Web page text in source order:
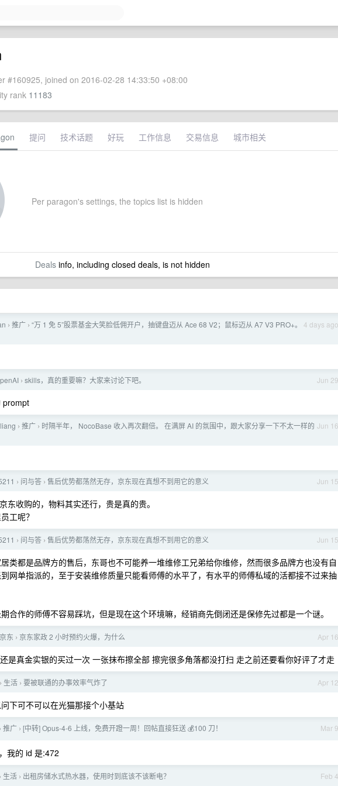
#160925, joined on 2016-02-28 14:33:50 +08:00
rank 11183
提问 技术话题 好玩 工作信息 交易信息 城市相关
Per paragon's settings, the topics list is hidden
Dealsinfo, including closed deals, is not hidden
4 days ago
› 推广 › “万 1 免 5”股票基金大笑脸低佣开户，抽键盘迈从 Ace 68 V2；鼠标迈从 A7 V3 PRO+。
Jun 29
› skills，真的重要嘛？大家来讨论下吧。
prompt
Jun 16
› 推广 › 时隔半年， NocoBase 收入再次翻倍。 在满屏 AI 的氛围中，跟大家分享一下不太一样的
Jun 15
› 问与答 › 售后优势都荡然无存，京东现在真想不到用它的意义
东收购的，物料其实还行，贵是真的贵。
工呢？
Jun 15
› 问与答 › 售后优势都荡然无存，京东现在真想不到用它的意义
类都是品牌方的售后，东哥也不可能养一堆维修工兄弟给你维修，然而很多品牌方也没有自
网单指派的，至于安装维修质量只能看师傅的水平了，有水平的师傅私域的活都接不过来抽
合作的师傅不容易踩坑，但是现在这个环境嘛，经销商先倒闭还是保修先过都是一个谜。
Apr 16
京东 › 京东家政 2 小时预约火爆，为什么
是真金实银的买过一次 一张抹布擦全部 擦完很多角落都没打扫 走之前还要看你好评了才走
Apr 12
› 生活 › 要被联通的办事效率气炸了
下可不可以在光猫那接个小基站
Mar 9
› 推广 › [中转] Opus-4-6 上线，免费开蹬一周！回帖直接狂送 💰100 刀！
，我的 id 是:472
Feb 4
› 生活 › 出租房储水式热水器，使用时到底该不该断电？